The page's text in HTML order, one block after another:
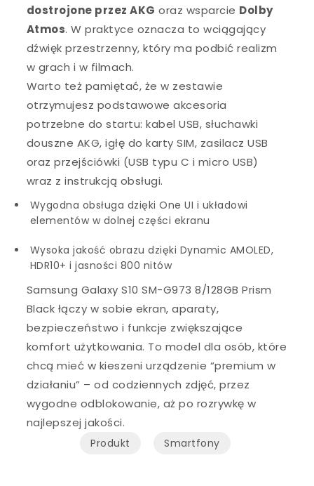
dostrojone przez AKG oraz wsparcie Dolby
Atmos. W praktyce oznacza to wciągający
dźwięk przestrzenny, który ma podbić realizm
w grach i w filmach.
Warto też pamiętać, że w zestawie
otrzymujesz podstawowe akcesoria
potrzebne do startu: kabel USB, słuchawki
douszne AKG, igłę do karty SIM, zasilacz USB
oraz przejściówki (USB typu C i micro USB)
wraz z instrukcją obsługi.
Wygodna obsługa dzięki One UI i układowi
elementów w dolnej części ekranu
Wysoka jakość obrazu dzięki Dynamic AMOLED,
HDR10+ i jasności 800 nitów
Samsung Galaxy S10 SM-G973 8/128GB Prism
Black łączy w sobie ekran, aparaty,
bezpieczeństwo i funkcje zwiększające
komfort użytkowania. To model dla osób, które
chcą mieć w kieszeni urządzenie “premium w
działaniu” – od codziennych zdjęć, przez
wygodne odblokowanie, aż po rozrywkę w
najlepszej jakości.
Produkt Smartfony